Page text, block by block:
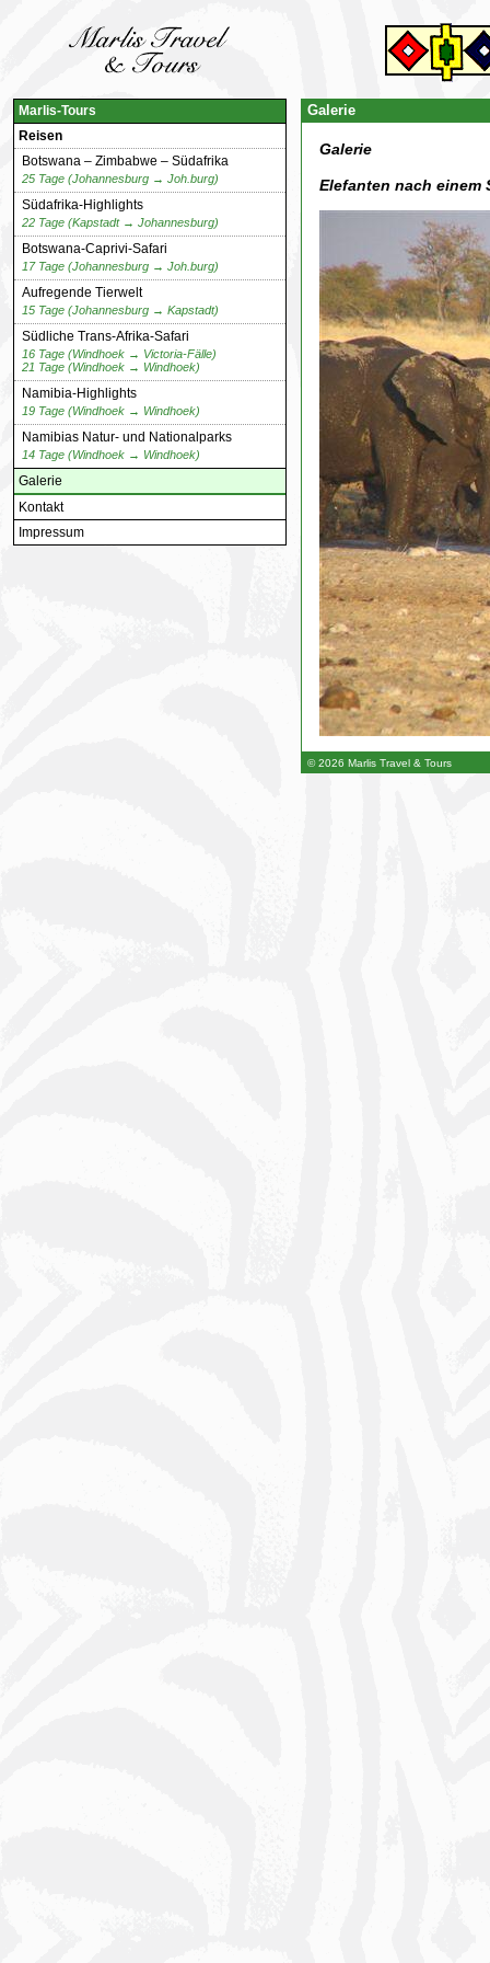
Marlis-Tours
Reisen
Botswana – Zimbabwe – Südafrika
25 Tage (Johannesburg → Joh.burg)
Südafrika-Highlights
22 Tage (Kapstadt → Johannesburg)
Botswana-Caprivi-Safari
17 Tage (Johannesburg → Joh.burg)
Aufregende Tierwelt
15 Tage (Johannesburg → Kapstadt)
Südliche Trans-Afrika-Safari
16 Tage (Windhoek → Victoria-Fälle)
21 Tage (Windhoek → Windhoek)
Namibia-Highlights
19 Tage (Windhoek → Windhoek)
Namibias Natur- und Nationalparks
14 Tage (Windhoek → Windhoek)
Galerie
Kontakt
Impressum
Galerie
Galerie
Elefanten nach einem
© 2026 Marlis Travel & Tours